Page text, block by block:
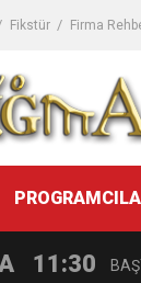
Fikstür Firma
14:08
11:59
11:30